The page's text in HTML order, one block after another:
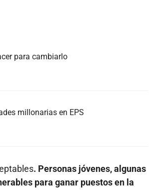
para cambiarlo
millonarias en EPS
. Personas jóvenes, algunas
para ganar puestos en la